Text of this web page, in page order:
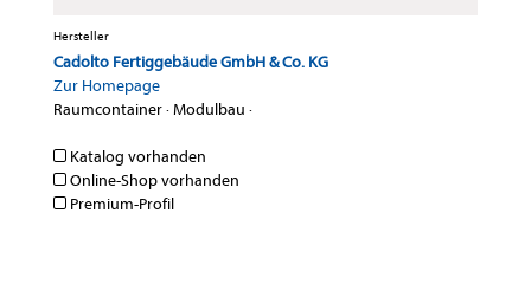
Hersteller
Cadolto Fertiggebäude GmbH & Co. KG
Zur Homepage
Raumcontainer·Modulbau ·
Katalog vorhanden
Online-Shop vorhanden
Premium-Profil